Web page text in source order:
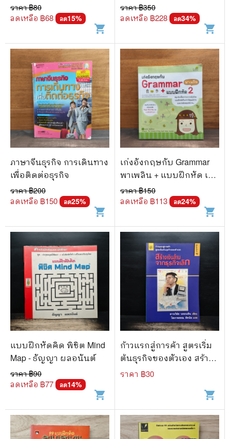
ราคา ฿80
ลดเหลือ ฿68 ลด15%
shopping_cart
ราคา ฿350
ลดเหลือ ฿228 ลด34%
shopping_cart
ภาษาจีนธุรกิจ การเดินทาง
เพื่อติดต่อธุรกิจ
ราคา ฿200
ลดเหลือ ฿150 ลด25%
shopping_cart
เก่งอังกฤษกับ Grammar
พาเพลิน + แบบฝึกหัด เล่ม
2
ราคา ฿150
ลดเหลือ ฿113 ลด24%
shopping_cart
แบบฝึกหัดคิด พิชิต Mind
Map - ธัญญา ผลอนันต์
ราคา ฿90
ลดเหลือ ฿77 ลด14%
shopping_cart
ก้าวแรกสู่การค้า สูตรเริ่ม
ต้นธุรกิจของตัวเอง สร้าง
เงินล้านจากธุรกิจเล็ก
ราคา ฿30
shopping_cart